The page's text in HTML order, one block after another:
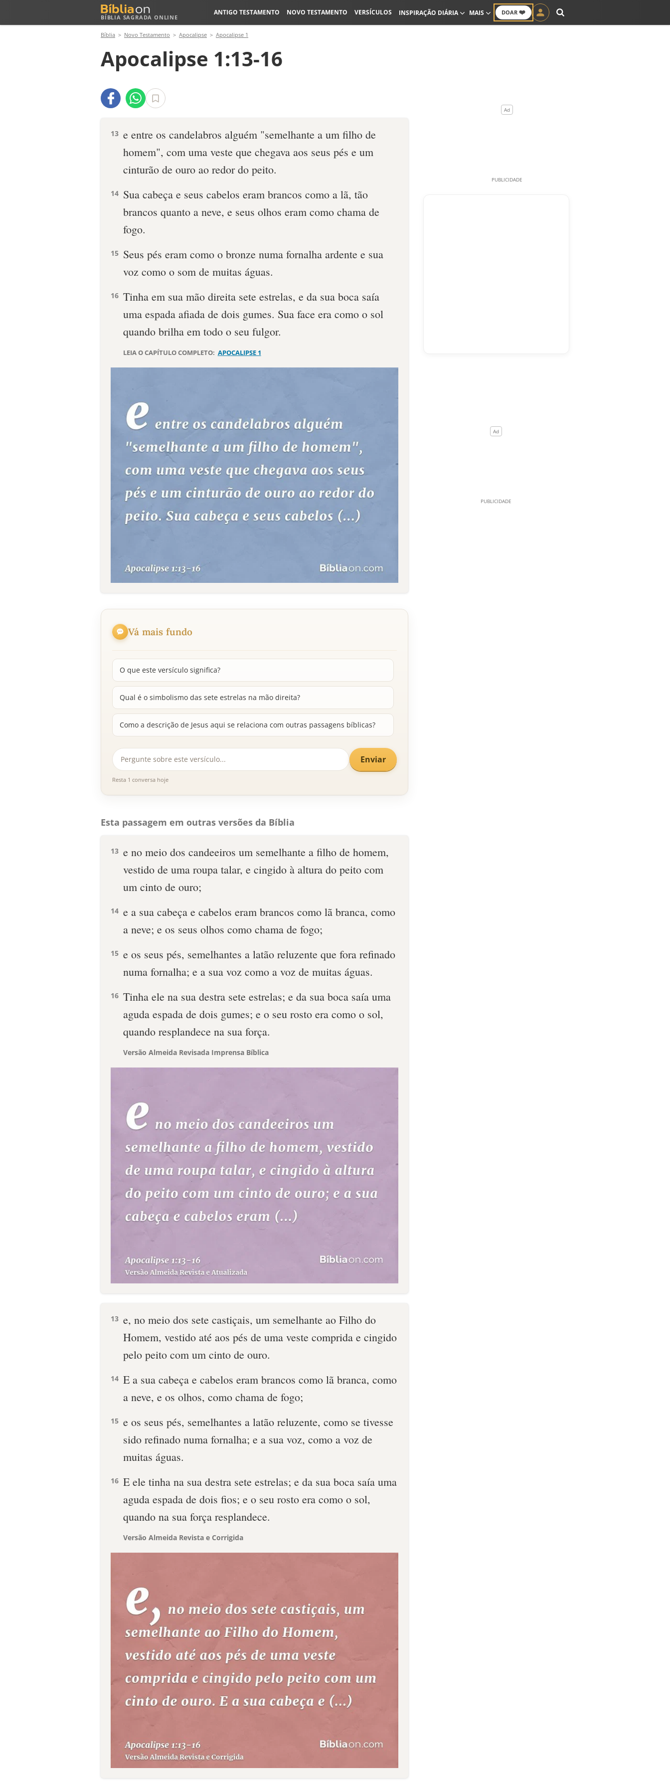
BÍBLIA SAGRADA ONLINE
DOAR ❤️
ANTIGO TESTAMENTO NOVO TESTAMENTO VERSÍCULOS INSPIRAÇÃO DIÁRIA MAIS
Bíblia Novo Testamento Apocalipse Apocalipse 1
Apocalipse 1:13-16
13 e entre os candelabros alguém "semelhante a um filho de
homem", com uma veste que chegava aos seus pés e um
cinturão de ouro ao redor do peito.
14 Sua cabeça e seus cabelos eram brancos como a lã, tão
brancos quanto a neve, e seus olhos eram como chama de
fogo.
15 Seus pés eram como o bronze numa fornalha ardente e sua
voz como o som de muitas águas.
16 Tinha em sua mão direita sete estrelas, e da sua boca saía
uma espada afiada de dois gumes. Sua face era como o sol
quando brilha em todo o seu fulgor.
LEIA O CAPÍTULO COMPLETO: APOCALIPSE 1
Vá mais fundo
O que este versículo significa?
Qual é o simbolismo das sete estrelas na mão direita?
Como a descrição de Jesus aqui se relaciona com outras passagens bíblicas?
Enviar
Resta 1 conversa hoje
Esta passagem em outras versões da Bíblia
13 e no meio dos candeeiros um semelhante a filho de homem,
vestido de uma roupa talar, e cingido à altura do peito com
um cinto de ouro;
14 e a sua cabeça e cabelos eram brancos como lã branca, como
a neve; e os seus olhos como chama de fogo;
15 e os seus pés, semelhantes a latão reluzente que fora refinado
numa fornalha; e a sua voz como a voz de muitas águas.
16 Tinha ele na sua destra sete estrelas; e da sua boca saía uma
aguda espada de dois gumes; e o seu rosto era como o sol,
quando resplandece na sua força.
Versão Almeida Revisada Imprensa Bíblica
13 e, no meio dos sete castiçais, um semelhante ao Filho do
Homem, vestido até aos pés de uma veste comprida e cingido
pelo peito com um cinto de ouro.
14 E a sua cabeça e cabelos eram brancos como lã branca, como
a neve, e os olhos, como chama de fogo;
15 e os seus pés, semelhantes a latão reluzente, como se tivesse
sido refinado numa fornalha; e a sua voz, como a voz de
muitas águas.
16 E ele tinha na sua destra sete estrelas; e da sua boca saía uma
aguda espada de dois fios; e o seu rosto era como o sol,
quando na sua força resplandece.
Versão Almeida Revista e Corrigida